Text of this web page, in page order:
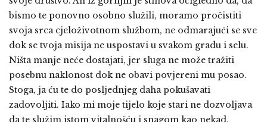
bismo te ponovno osobno služili, moramo pročistiti
svoja srca cjeloživotnom službom, ne odmarajući se sve
dok se tvoja misija ne uspostavi u svakom gradu i selu.
Ništa manje neće dostajati, jer sluga ne može tražiti
posebnu naklonost dok ne obavi povjereni mu posao.
Stoga, ja ću te do posljednjeg daha pokušavati
zadovoljiti. Iako mi moje tijelo koje stari ne dozvoljava
da te služim istom vitalnošću i snagom kao nekad,